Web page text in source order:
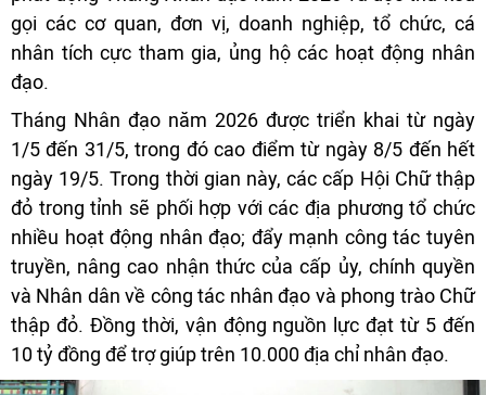
gọi các cơ quan, đơn vị, doanh nghiệp, tổ chức, cá
nhân tích cực tham gia, ủng hộ các hoạt động nhân
đạo.
Tháng Nhân đạo năm 2026 được triển khai từ ngày
1/5 đến 31/5, trong đó cao điểm từ ngày 8/5 đến hết
ngày 19/5. Trong thời gian này, các cấp Hội Chữ thập
đỏ trong tỉnh sẽ phối hợp với các địa phương tổ chức
nhiều hoạt động nhân đạo; đẩy mạnh công tác tuyên
truyền, nâng cao nhận thức của cấp ủy, chính quyền
và Nhân dân về công tác nhân đạo và phong trào Chữ
thập đỏ. Đồng thời, vận động nguồn lực đạt từ 5 đến
10 tỷ đồng để trợ giúp trên 10.000 địa chỉ nhân đạo.